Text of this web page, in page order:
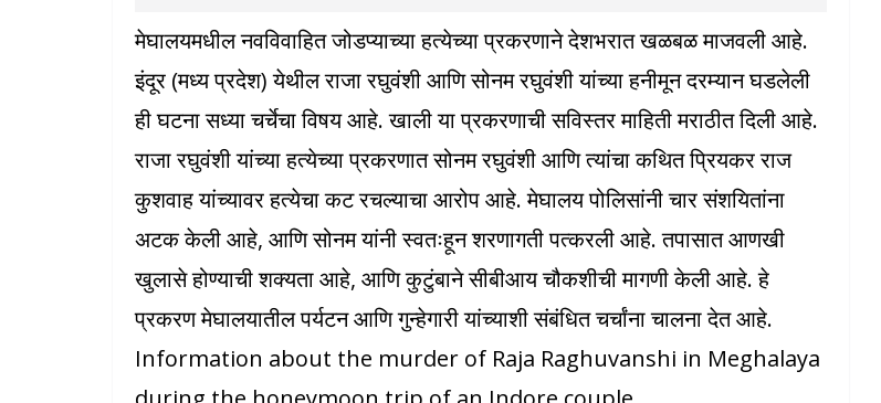
मेघालयमधील नवविवाहित जोडप्याच्या हत्येच्या प्रकरणाने देशभरात खळबळ माजवली आहे.
इंदूर (मध्य प्रदेश) येथील राजा रघुवंशी आणि सोनम रघुवंशी यांच्या हनीमून दरम्यान घडलेली
ही घटना सध्या चर्चेचा विषय आहे. खाली या प्रकरणाची सविस्तर माहिती मराठीत दिली आहे.
राजा रघुवंशी यांच्या हत्येच्या प्रकरणात सोनम रघुवंशी आणि त्यांचा कथित प्रियकर राज
कुशवाह यांच्यावर हत्येचा कट रचल्याचा आरोप आहे. मेघालय पोलिसांनी चार संशयितांना
अटक केली आहे, आणि सोनम यांनी स्वतःहून शरणागती पत्करली आहे. तपासात आणखी
खुलासे होण्याची शक्यता आहे, आणि कुटुंबाने सीबीआय चौकशीची मागणी केली आहे. हे
प्रकरण मेघालयातील पर्यटन आणि गुन्हेगारी यांच्याशी संबंधित चर्चांना चालना देत आहे.
Information about the murder of Raja Raghuvanshi in Meghalaya